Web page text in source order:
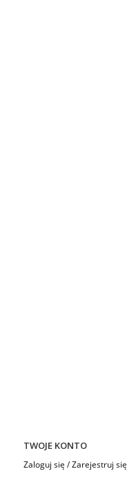
TWOJE KONTO
Zaloguj się / Zarejestruj się